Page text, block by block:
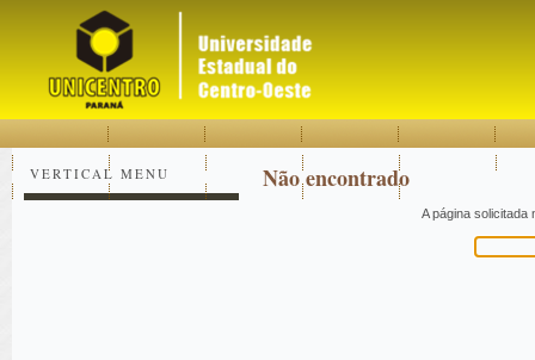
VERTICAL MENU Não encontrado
A página solicitada
Pesquisar